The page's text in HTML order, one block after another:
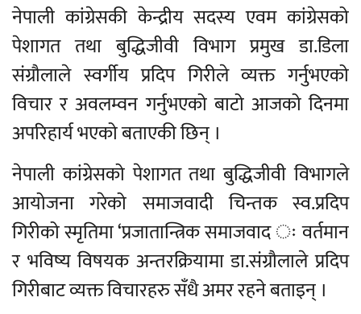
नेपाली कांग्रेसकी केन्द्रीय सदस्य एवम कांग्रेसको
पेशागत तथा बुद्धिजीवी विभाग प्रमुख डा.डिला
संग्रौलाले स्वर्गीय प्रदिप गिरीले व्यक्त गर्नुभएको
विचार र अवलम्वन गर्नुभएको बाटो आजको दिनमा
अपरिहार्य भएको बताएकी छिन् ।
नेपाली कांग्रेसको पेशागत तथा बुद्धिजीवी विभागले
आयोजना गरेको समाजवादी चिन्तक स्व.प्रदिप
गिरीको स्मृतिमा ‘प्रजातान्त्रिक समाजवाद ः वर्तमान
र भविष्य विषयक अन्तरक्रियामा डा.संग्रौलाले प्रदिप
गिरीबाट व्यक्त विचारहरु सँधै अमर रहने बताइन् ।